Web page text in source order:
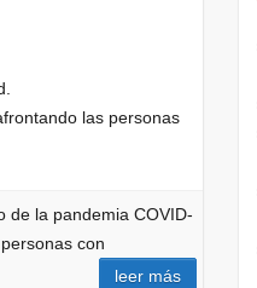
las personas
de la pandemia COVID-
con
leer más